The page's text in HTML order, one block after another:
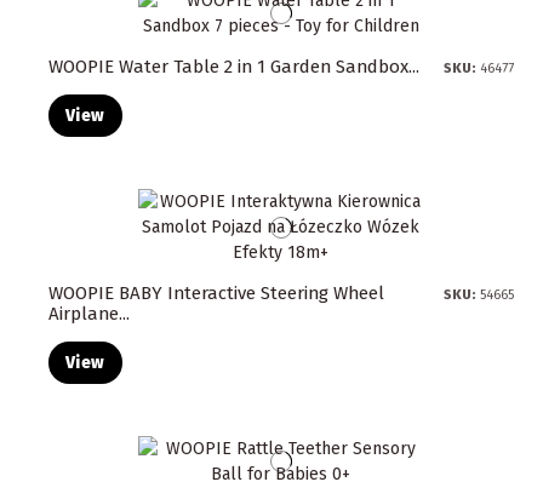
WOOPIE Water Table 2 in 1 Garden Sandbox... SKU: 46477
View
WOOPIE BABY Interactive Steering Wheel
Airplane...
SKU: 54665
View